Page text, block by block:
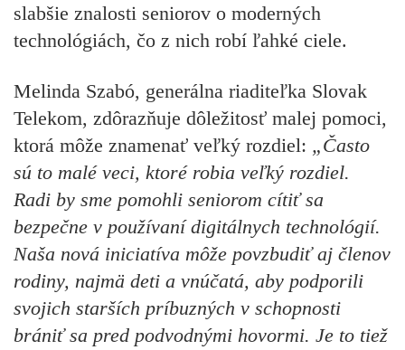
slabšie znalosti seniorov o moderných
technológiách, čo z nich robí ľahké ciele.
Melinda Szabó, generálna riaditeľka Slovak
Telekom, zdôrazňuje dôležitosť malej pomoci,
ktorá môže znamenať veľký rozdiel: „Často
sú to malé veci, ktoré robia veľký rozdiel.
Radi by sme pomohli seniorom cítiť sa
bezpečne v používaní digitálnych technológií.
Naša nová iniciatíva môže povzbudiť aj členov
rodiny, najmä deti a vnúčatá, aby podporili
svojich starších príbuzných v schopnosti
brániť sa pred podvodnými hovormi. Je to tiež